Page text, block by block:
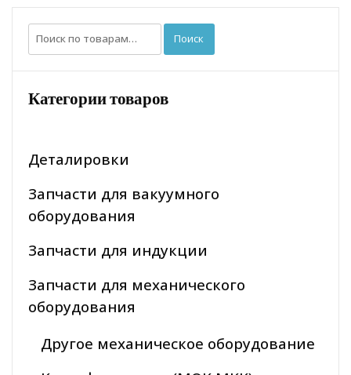
Искать: Поиск
Категории товаров
Деталировки
Запчасти для вакуумного
оборудования
Запчасти для индукции
Запчасти для механического
оборудования
Другое механическое оборудование